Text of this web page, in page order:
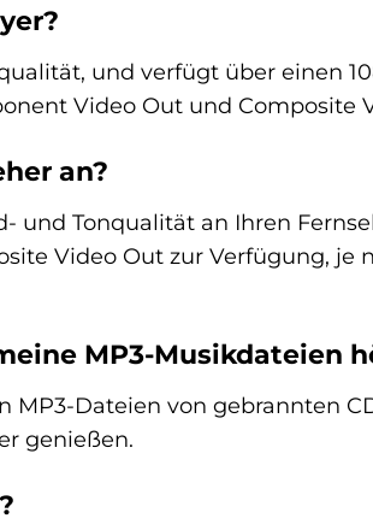
und verfügt über einen
Video Out und Composite
an?
und Tonqualität an Ihren
Video Out zur Verfügung, je
MP3-Musikdateien
Dateien von gebrannten
genießen.